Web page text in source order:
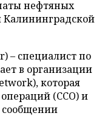
нефтяных
Калининградской
– специалист по
в организации
которая
(ССО) и
сообщении